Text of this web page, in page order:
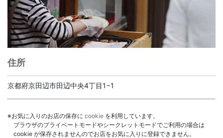
住所
京都府京田辺市田辺中央4丁目1−1
※お気に入りのお店の保存に cookie を利用しています。
ブラウザのプライベートモードやシークレットモードでご利用の場合は
cookie が保存されませんのでお店をお気に入りに登録できません。